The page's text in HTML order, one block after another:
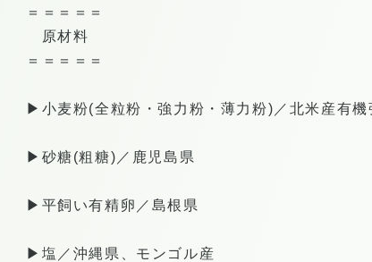
＝＝＝＝＝
原材料
＝＝＝＝＝
▶︎小麦粉(全粒粉・強力粉・薄力粉)／北米産有
▶︎砂糖(粗糖)／鹿児島県
▶︎平飼い有精卵／島根県
▶︎塩／沖縄県、モンゴル産